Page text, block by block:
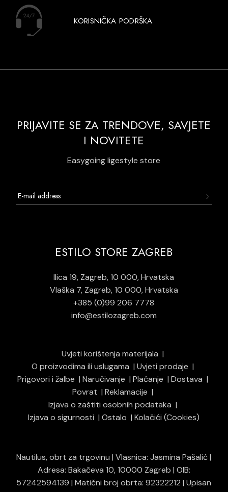
KORISNIČKA PODRŠKA
PRIJAVITE SE ZA TRENDOVE, SAVJETE
I NOVITETE
Easygoing ligestyle store
ESTILO STORE ZAGREB
Ilica 19, Zagreb, 10 000, Hrvatska
Vlaška 7, Zagreb, 10 000, Hrvatska
+385 (0)99 206 7778
info@estilozagreb.com
Uvjeti korištenja materijala
O proizvodima ili uslugama
Uvjeti prodaje
Prigovori i žalbe
Naručivanje Plaćanje
Dostava
Povrat
Reklamacije
Izjava o zaštiti osobnih podataka
Izjava o sigurnosti
Ostalo Kolačići (Cookies)
Nautilus, obrt za trgovinu | Vlasnica: Jasmina Pašalić |
Adresa: Bakačeva 10, 10000 Zagreb | OIB:
57242594139 | Matični broj obrta: 92322212 | Upisan